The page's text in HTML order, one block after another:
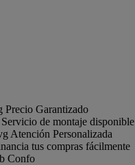
Precio Garantizado
Servicio de montaje disponible
Atención Personalizada
tus compras fácilmente
Confo